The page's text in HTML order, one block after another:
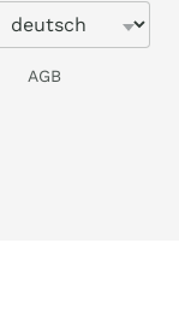
AGB